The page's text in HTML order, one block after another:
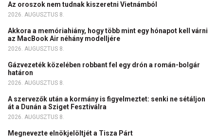
Az oroszok nem tudnak kiszeretni Vietnámból
2026. AUGUSZTUS 8.
Akkora a memóriahiány, hogy több mint egy hónapot kell várni
az MacBook Air néhány modelljére
2026. AUGUSZTUS 8.
Gázvezeték közelében robbant fel egy drón a román-bolgár
határon
2026. AUGUSZTUS 8.
A szervezők után a kormány is figyelmeztet: senki ne sétáljon
át a Dunán a Sziget Fesztiválra
2026. AUGUSZTUS 8.
Megnevezte elnökjelöltjét a Tisza Párt